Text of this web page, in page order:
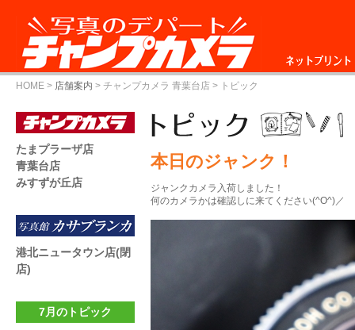
ネットプリント
HOME > 店舗案内 > チャンプカメラ 青葉台店 > トピック
本日のジャンク！
ジャンクカメラ入荷しました！
何のカメラかは確認しに来てください(^O^)／
たまプラーザ店
青葉台店
みすずが丘店
港北ニュータウン店(閉
店)
7月のトピック